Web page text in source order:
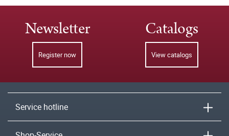
Newsletter
Register now
Catalogs
View catalogs
Service hotline